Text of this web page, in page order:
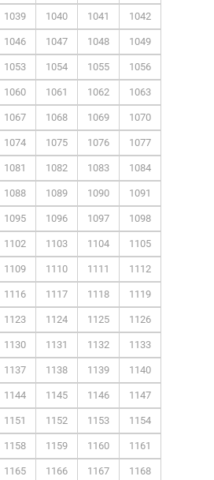
1039 1040 1041 1042
1046 1047 1048 1049
1053 1054 1055 1056
1060 1061 1062 1063
1067 1068 1069 1070
1074 1075 1076 1077
1081 1082 1083 1084
1088 1089 1090 1091
1095 1096 1097 1098
1102 1103 1104 1105
1109 1110 1111 1112
1116 1117 1118 1119
1123 1124 1125 1126
1130 1131 1132 1133
1137 1138 1139 1140
1144 1145 1146 1147
1151 1152 1153 1154
1158 1159 1160 1161
1165 1166 1167 1168